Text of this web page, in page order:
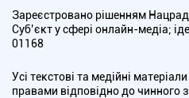
Зареєстровано рішенням
Cуб’єкт у сфері онлайн-медіа;
01168
Усі текстові та медійні
правами відповідно до чинного